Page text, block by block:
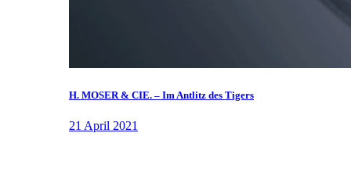
H. MOSER & CIE. – Im Antlitz des Tigers
21 April 2021